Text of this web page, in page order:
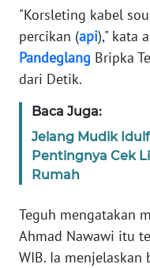
"Korsleting kabel
percikan (api)," kata
Pandeglang Bripka
dari Detik.
Baca Juga:
Jelang Mudik
Pentingnya Cek
Rumah
Teguh mengatakan
Ahmad Nawawi itu
WIB. Ia
INDEKS
BERITA
KAMI
INFO
IKLAN
TENTANG
KAMI